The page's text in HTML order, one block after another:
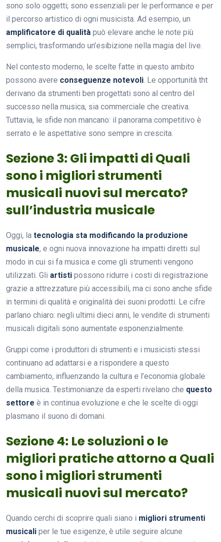
sono solo oggetti; sono essenziali per le performance e per
il percorso artistico di ogni musicista. Ad esempio, un
amplificatore di qualità può elevare anche le note più
semplici, trasformando un’esibizione nella magia del live.
Nel contesto moderno, le scelte fatte in questo ambito
possono avere conseguenze notevoli. Le opportunità tht
derivano da strumenti ben progettati sono al centro del
successo nella musica, sia commerciale che creativa.
Tuttavia, le sfide non mancano: il panorama competitivo è
serrato e le aspettative sono sempre in crescita.
Sezione 3: Gli impatti di Quali
sono i migliori strumenti
musicali nuovi sul mercato?
sull’industria musicale
Oggi, la tecnologia sta modificando la produzione
musicale, e ogni nuova innovazione ha impatti diretti sul
modo in cui si fa musica e come gli strumenti vengono
utilizzati. Gli artisti possono ridurre i costi di registrazione
grazie a attrezzature più accessibili, ma ci sono anche sfide
in termini di qualità e originalità dei suoni prodotti. Le cifre
parlano chiaro: negli ultimi dieci anni, le vendite di strumenti
musicali digitali sono aumentate esponenzialmente.
Gruppi come i produttori di strumenti e i musicisti stessi
continuano ad adattarsi e a rispondere a questo
cambiamento, influenzando la cultura e l’economia globale
della musica. Testimonianze da esperti rivelano che questo
settore è in continua evoluzione e che le scelte di oggi
plasmano il suono di domani.
Sezione 4: Le soluzioni o le
migliori pratiche attorno a Quali
sono i migliori strumenti
musicali nuovi sul mercato?
Quando cerchi di scoprire quali siano i migliori strumenti
musicali per le tue esigenze, è utile seguire alcune